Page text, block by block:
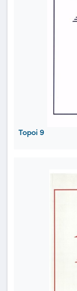
Topoi 9